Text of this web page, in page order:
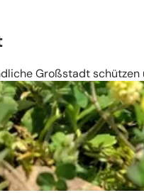
Großstadt